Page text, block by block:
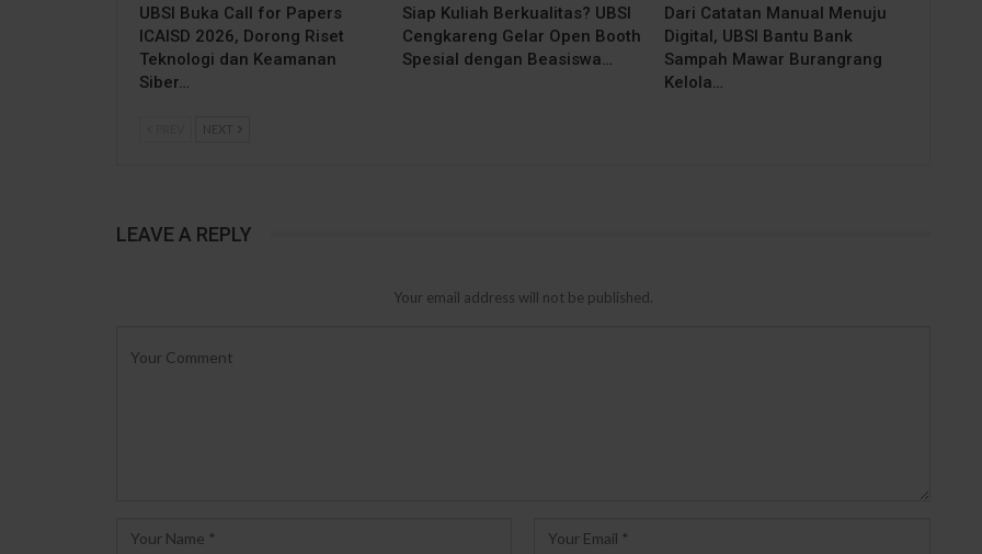
UBSI Buka Call for Papers
ICAISD 2026, Dorong Riset
Teknologi dan Keamanan
Siber…
Siap Kuliah Berkualitas? UBSI
Cengkareng Gelar Open Booth
Spesial dengan Beasiswa…
Dari Catatan Manual Menuju
Digital, UBSI Bantu Bank
Sampah Mawar Burangrang
Kelola…
NEXT
LEAVE A REPLY
Your email address will not be published.